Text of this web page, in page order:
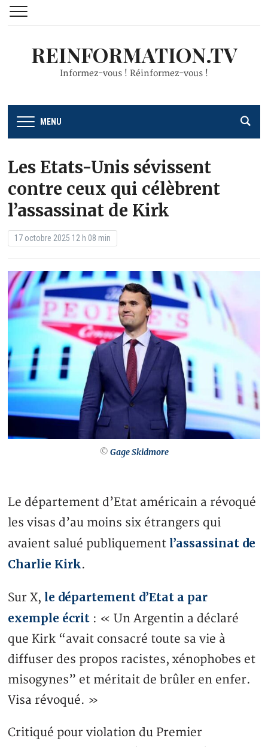
REINFORMATION.TV
Informez-vous ! Réinformez-vous !
MENU
Les Etats-Unis sévissent
contre ceux qui célèbrent
l’assassinat de Kirk
17 octobre 2025 12 h 08 min
© Gage Skidmore
Le département d’Etat américain a révoqué
les visas d’au moins six étrangers qui
avaient salué publiquement l’assassinat de
Charlie Kirk.
Sur X, le département d’Etat a par
exemple écrit : « Un Argentin a déclaré
que Kirk “avait consacré toute sa vie à
diffuser des propos racistes, xénophobes et
misogynes” et méritait de brûler en enfer.
Visa révoqué. »
Critiqué pour violation du Premier